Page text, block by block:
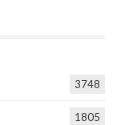
3748
1805